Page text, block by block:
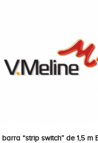
barra “strip switch” de 1,5 m